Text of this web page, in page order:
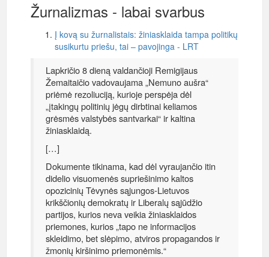
Žurnalizmas - labai svarbus
Į kovą su žurnalistais: žiniasklaida tampa politikų
susikurtu priešu, tai – pavojinga - LRT
Lapkričio 8 dieną valdančioji Remigijaus
Žemaitaičio vadovaujama „Nemuno aušra“
priėmė rezoliuciją, kurioje perspėja dėl
„įtakingų politinių jėgų dirbtinai keliamos
grėsmės valstybės santvarkai“ ir kaltina
žiniasklaidą.
[…]
Dokumente tikinama, kad dėl vyraujančio itin
didelio visuomenės supriešinimo kaltos
opozicinių Tėvynės sąjungos-Lietuvos
krikščionių demokratų ir Liberalų sąjūdžio
partijos, kurios neva veikia žiniasklaidos
priemones, kurios „tapo ne informacijos
skleidimo, bet slėpimo, atviros propagandos ir
žmonių kiršinimo priemonėmis.“